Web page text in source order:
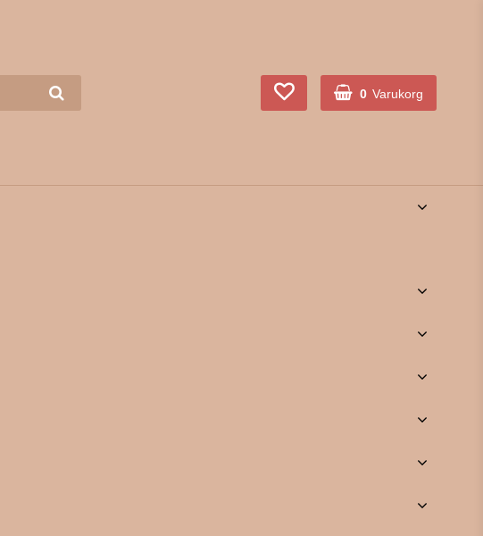
0 Varukorg